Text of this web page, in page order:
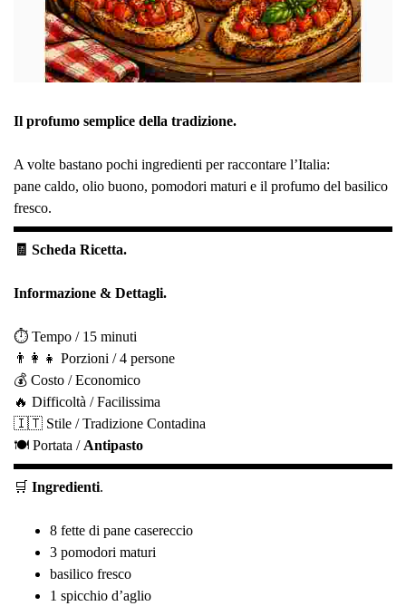
Il profumo semplice della tradizione.
A volte bastano pochi ingredienti per raccontare l’Italia:
pane caldo, olio buono, pomodori maturi e il profumo del basilico
fresco.
🧾 Scheda Ricetta.
Informazione & Dettagli.
⏱️ Tempo / 15 minuti
👨‍👩‍👧 Porzioni / 4 persone
💰 Costo / Economico
🔥 Difficoltà / Facilissima
🇮🇹 Stile / Tradizione Contadina
🍽️ Portata / Antipasto
🛒 Ingredienti.
8 fette di pane casereccio
3 pomodori maturi
basilico fresco
1 spicchio d’aglio